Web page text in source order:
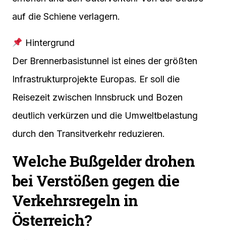
auf die Schiene verlagern.
Hintergrund
Der Brennerbasistunnel ist eines der größten
Infrastrukturprojekte Europas. Er soll die
Reisezeit zwischen Innsbruck und Bozen
deutlich verkürzen und die Umweltbelastung
durch den Transitverkehr reduzieren.
Welche Bußgelder drohen
bei Verstößen gegen die
Verkehrsregeln in
Österreich?